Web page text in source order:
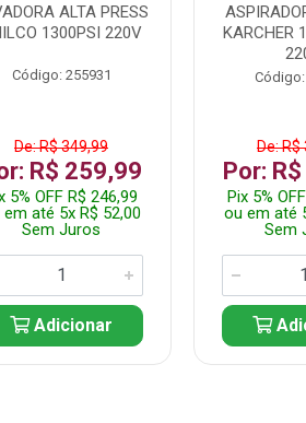
ALTA PRESS
1300PSI 220V
Código: 255931
De: R$ 349,99
R$ 259,99
5% OFF R$ 246,99
até 5x R$ 52,00
Sem Juros
Adicionar
KARCHER
De: R$
Por:
Pix 5%
ou em até
Sem